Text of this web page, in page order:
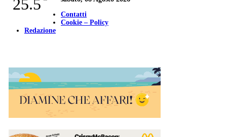
25.5
Contatti
Cookie – Policy
Redazione